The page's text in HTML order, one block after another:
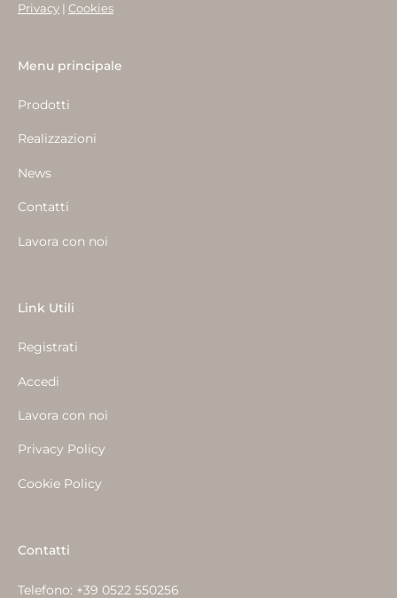
Privacy | Cookies
Menu principale
Prodotti
Realizzazioni
News
Contatti
Lavora con noi
Link Utili
Registrati
Accedi
Lavora con noi
Privacy Policy
Cookie Policy
Contatti
Telefono: +39 0522 550256